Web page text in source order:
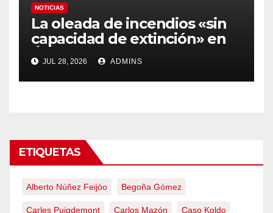
NOTICIAS
La oleada de incendios «sin
capacidad de extinción» en
Ávila y al oeste de Madrid
obliga a declarar la
emergencia nacional
JUL 28, 2026 ADMINS
ETIQUETAS
Alberto Núñez Feijóo Begoña Gómez
Carles Puigdemont Carlos Mazón Caso Koldo